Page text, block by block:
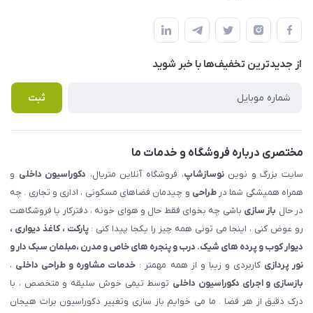
املاک مدنی - نوساز شاپ
لیست محصولات
درباره ما
قوانین و مقررات
حریم خصوصی
راهنما
پرسش های متداول
از جدید‌ترین تخفیف‌ها با‌ خبر شوید
ثبت
مختصری درباره فروشگاه و خدمات ما
سایت بزرگ و نویننوسازشاپ، فروشگاه آنلاین متریال، دکوراسیون داخلی و
همراه همیشگی شما درطراحی و چیدمان فضاهای مسکونی ، اداری و تجاری . چه
در حال باز سازی باشی چه بخوای فقط حال و هوای خونه ، دفترکار یا فروشگاهت
رو عوض کنی ، اینجا می تونی همه چیز را یکجا پیدا کنی :پارکت ، کاغذ دیواری ،
دیوار کوب و پرده های شیک. درب و پنجره های خاص و مدرن ،مبلمان سبک دار و
نور پردازی کاربردی و زیبا و از همه مهمتر : خدمات مشاوره و طراحی داخلی ،
بازسازی و اجرای دکوراسیون داخلی توسط تیمی خوش سلیقه و متخصص ، با
درک دقیق از هر فضا . ما می خوایم باز سازی وتغییر دکوراسیون برات هیجان